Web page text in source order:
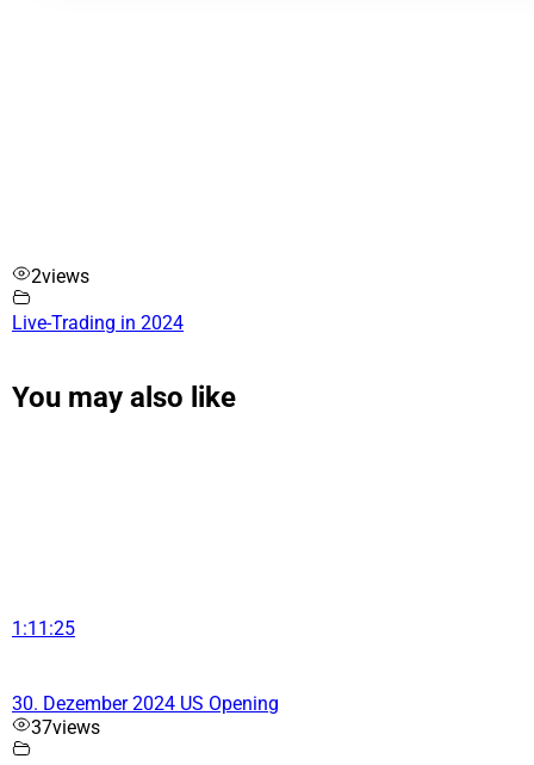
2views
Live-Trading in 2024
You may also like
1:11:25
30. Dezember 2024 US Opening
37views